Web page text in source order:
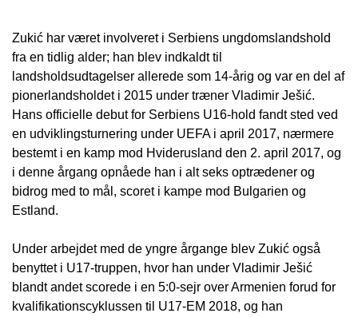
Zukić har været involveret i Serbiens ungdomslandshold
fra en tidlig alder; han blev indkaldt til
landsholdsudtagelser allerede som 14-årig og var en del af
pionerlandsholdet i 2015 under træner Vladimir Ješić.
Hans officielle debut for Serbiens U16-hold fandt sted ved
en udviklingsturnering under UEFA i april 2017, nærmere
bestemt i en kamp mod Hviderusland den 2. april 2017, og
i denne årgang opnåede han i alt seks optrædener og
bidrog med to mål, scoret i kampe mod Bulgarien og
Estland.
Under arbejdet med de yngre årgange blev Zukić også
benyttet i U17-truppen, hvor han under Vladimir Ješić
blandt andet scorede i en 5:0-sejr over Armenien forud for
kvalifikationscyklussen til U17-EM 2018, og han